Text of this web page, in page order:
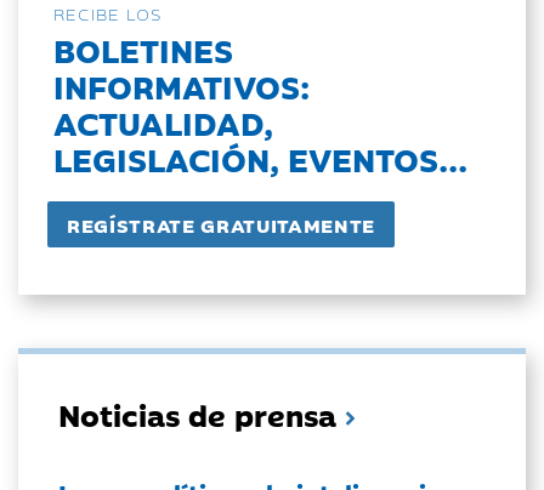
RECIBE LOS
BOLETINES
INFORMATIVOS:
ACTUALIDAD,
LEGISLACIÓN, EVENTOS...
Noticias de prensa